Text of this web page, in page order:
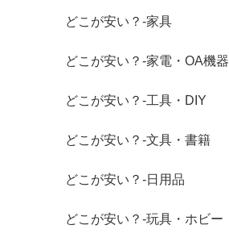
どこが安い？-家具
どこが安い？-家電・OA機器
どこが安い？-工具・DIY
どこが安い？-文具・書籍
どこが安い？-日用品
どこが安い？-玩具・ホビー